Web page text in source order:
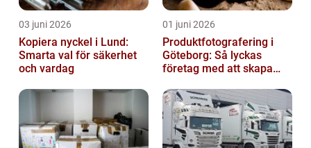
03 juni 2026
Kopiera nyckel i Lund:
Smarta val för säkerhet
och vardag
01 juni 2026
Produktfotografering i
Göteborg: Så lyckas
företag med att skapa